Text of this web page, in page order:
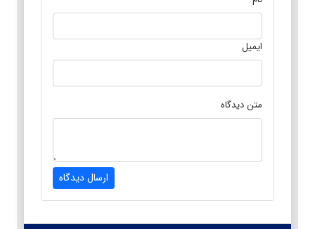
ایمیل
متن دیدگاه
ارسال دیدگاه